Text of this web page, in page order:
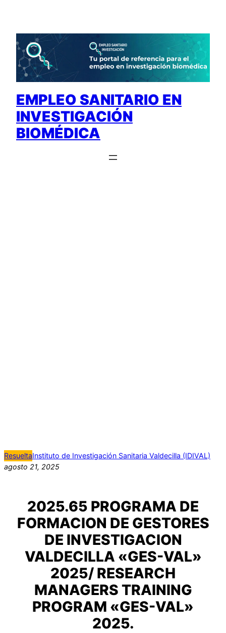
contenido
EMPLEO SANITARIO EN
INVESTIGACIÓN
BIOMÉDICA
ResueltaInstituto de Investigación Sanitaria Valdecilla (IDIVAL)
agosto 21, 2025
2025.65 PROGRAMA DE
FORMACION DE GESTORES
DE INVESTIGACION
VALDECILLA «GES-VAL»
2025/ RESEARCH
MANAGERS TRAINING
PROGRAM «GES-VAL»
2025.